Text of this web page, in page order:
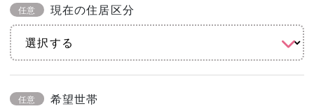
任意 現在の住居区分
任意 希望世帯